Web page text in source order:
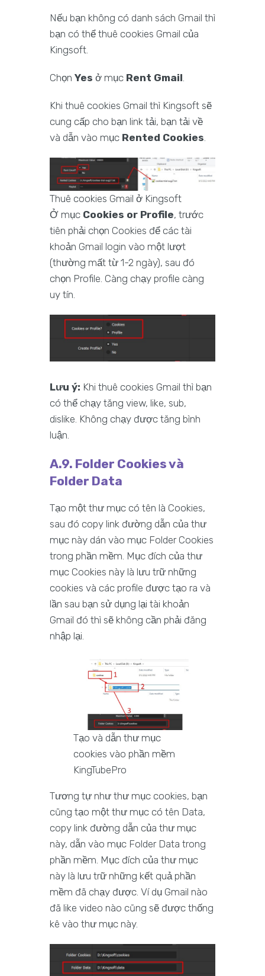
Nếu bạn không có danh sách Gmail thì
bạn có thể thuê cookies Gmail của
Kingsoft.
Chọn Yes ở mục Rent Gmail.
Khi thuê cookies Gmail thì Kingsoft sẽ
cung cấp cho bạn link tải, bạn tải về
và dẫn vào mục Rented Cookies.
Thuê cookies Gmail ở Kingsoft
Ở mục Cookies or Profile, trước
tiên phải chọn Cookies để các tài
khoản Gmail login vào một lượt
(thường mất từ 1-2 ngày), sau đó
chọn Profile. Càng chạy profile càng
uy tín.
Lưu ý: Khi thuê cookies Gmail thì bạn
có thể chạy tăng view, like, sub,
dislike. Không chạy được tăng bình
luận.
A.9. Folder Cookies và
Folder Data
Tạo một thư mục có tên là Cookies,
sau đó copy link đường dẫn của thư
mục này dán vào mục Folder Cookies
trong phần mềm. Mục đích của thư
mục Cookies này là lưu trữ những
cookies và các profile được tạo ra và
lần sau bạn sử dụng lại tài khoản
Gmail đó thì sẽ không cần phải đăng
nhập lại.
Tạo và dẫn thư mục
cookies vào phần mềm
KingTubePro
Tương tự như thư mục cookies, bạn
cũng tạo một thư mục có tên Data,
copy link đường dẫn của thư mục
này, dẫn vào mục Folder Data trong
phần mềm. Mục đích của thư mục
này là lưu trữ những kết quả phần
mềm đã chạy được. Ví dụ Gmail nào
đã like video nào cũng sẽ được thống
kê vào thư mục này.